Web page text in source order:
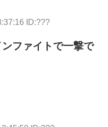
ID:???
ファイトで一撃で